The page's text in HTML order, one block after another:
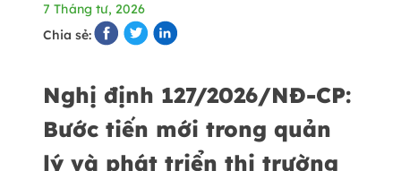
7 Tháng tư, 2026
Chia sẻ:
Nghị định 127/2026/NĐ-CP:
Bước tiến mới trong quản
lý và phát triển thị trường